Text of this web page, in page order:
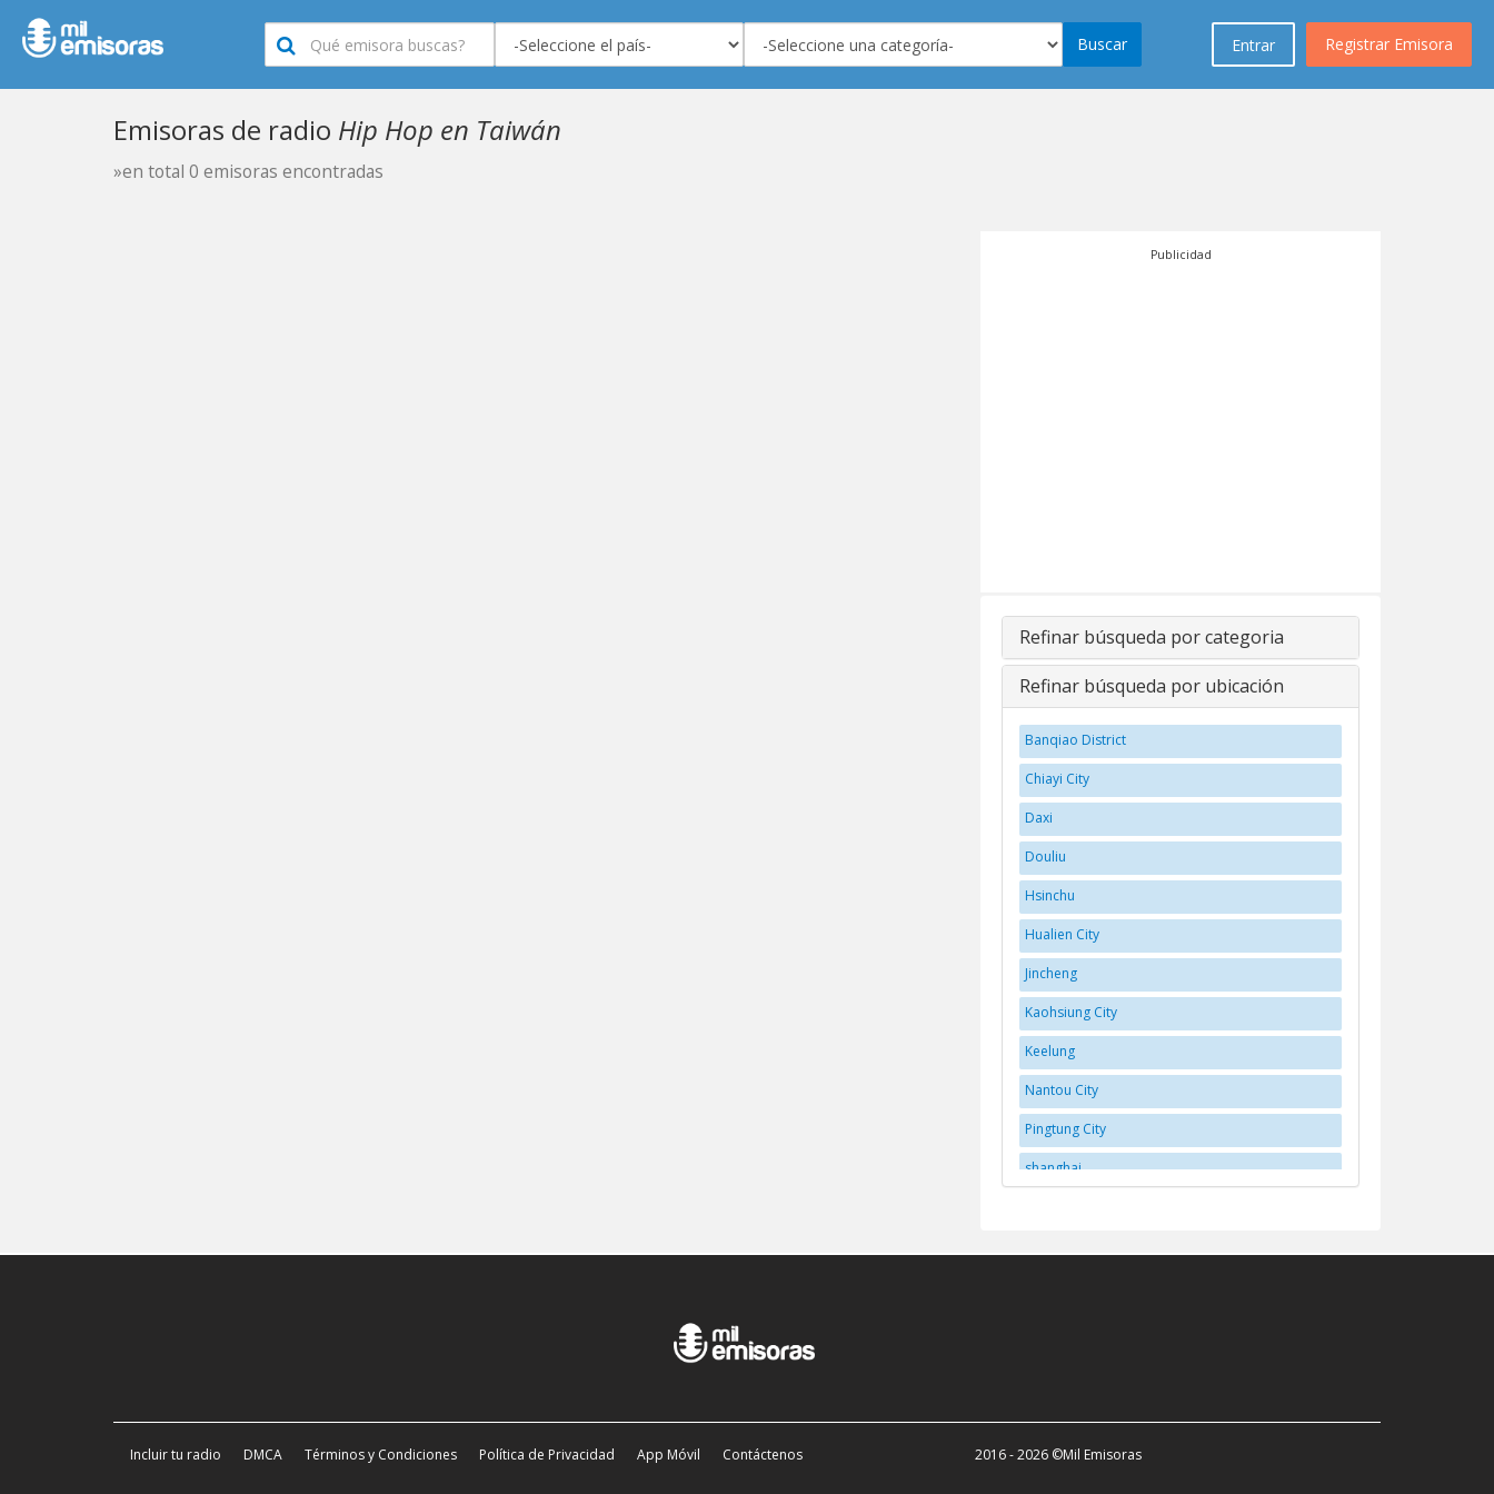
Registrar Emisora
Entrar
Buscar
Emisoras de radio Hip Hop en Taiwán
»en total 0 emisoras encontradas
Publicidad
Refinar búsqueda por categoria
Refinar búsqueda por ubicación
Banqiao District
Chiayi City
Daxi
Douliu
Hsinchu
Hualien City
Jincheng
Kaohsiung City
Keelung
Nantou City
Pingtung City
shanghai
Incluir tu radio DMCA Términos y Condiciones Política de Privacidad App Móvil Contáctenos 2016 - 2026 ©Mil Emisoras